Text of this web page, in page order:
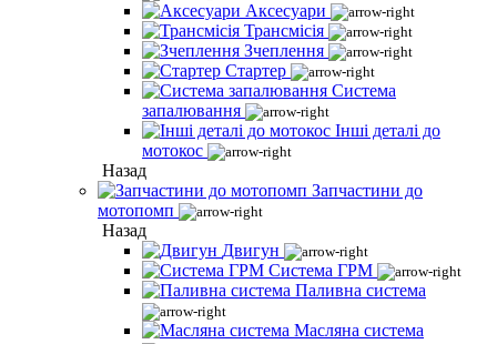
Аксесуари
Трансмісія
Зчеплення
Стартер
Система
запалювання
Інші деталі до
мотокос
Назад
Запчастини до
мотопомп
Назад
Двигун
Система ГРМ
Паливна система
Масляна система